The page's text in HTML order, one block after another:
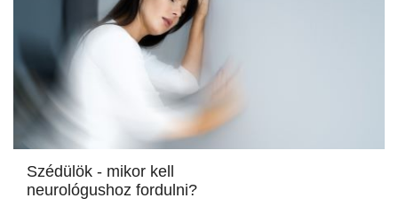
Szédülök - mikor kell
neurológushoz fordulni?